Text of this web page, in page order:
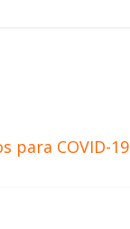
para COVID-19